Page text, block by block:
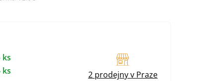
ks
ks
2 prodejny v Praze